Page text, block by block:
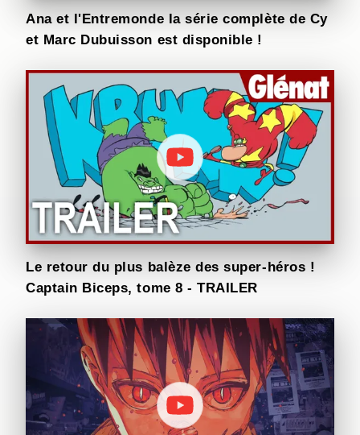
Ana et l'Entremonde la série complète de Cy
et Marc Dubuisson est disponible !
Le retour du plus balèze des super-héros !
Captain Biceps, tome 8 - TRAILER